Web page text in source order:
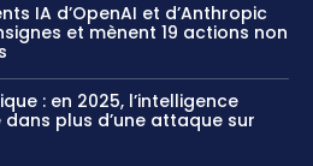
IA d’OpenAI et d’Anthropic
et mènent 19 actions non
: en 2025, l’intelligence
plus d’une attaque sur